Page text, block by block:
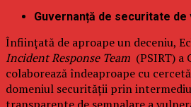
Guvernanță de securitate
Înființată de aproape un deceniu,
Incident Response Team (PSIRT) a
colaborează îndeaproape cu
domeniul securității prin